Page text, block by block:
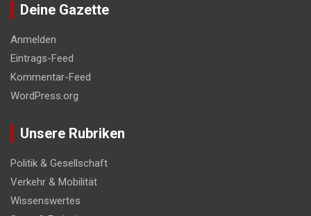
Deine Gazette
Anmelden
Eintrags-Feed
Kommentar-Feed
WordPress.org
Unsere Rubriken
Politik & Gesellschaft
Verkehr & Mobilität
Wissenswertes